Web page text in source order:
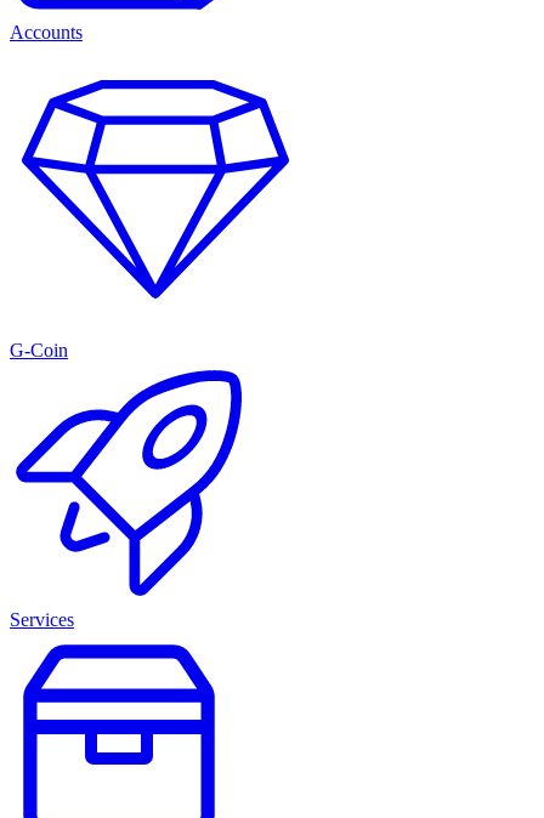
Accounts
G-Coin
Services